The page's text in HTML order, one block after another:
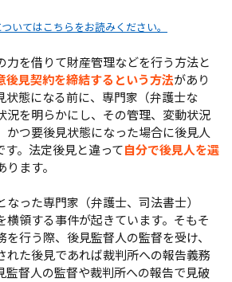
いてはこちらをお読みください。
力を借りて財産管理などを行う方法と
後見契約を締結するという方法があり
状態になる前に、専門家（弁護士な
況を明らかにし、その管理、変動状況
かつ要後見状態になった場合に後見人
す。法定後見と違って自分で後見人を選
ります。
った専門家（弁護士、司法書士）
横領する事件が起きています。そもそ
行う際、後見監督人の監督を受け、
れた後見であれば裁判所への報告義務
監督人の監督や裁判所への報告で見破